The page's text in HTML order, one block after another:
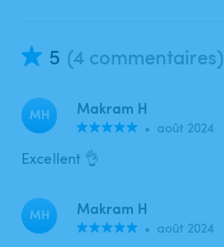
5 (4 commentaires)
MH Makram H
• août 2024
Excellent 👌
MH Makram H
• août 2024